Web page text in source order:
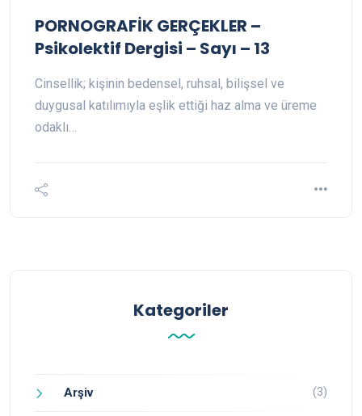
PORNOGRAFİK GERÇEKLER –
Psikolektif Dergisi – Sayı – 13
Cinsellik; kişinin bedensel, ruhsal, bilişsel ve
duygusal katılımıyla eşlik ettiği haz alma ve üreme
odaklı…
Kategoriler
Arşiv (3)